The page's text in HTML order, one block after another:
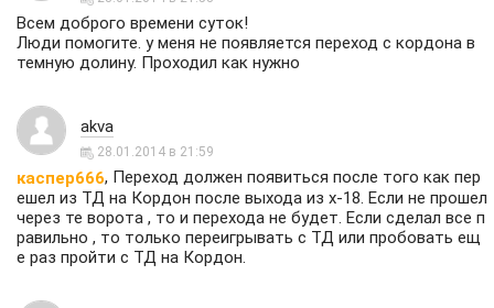
Всем доброго времени суток!
Люди помогите. у меня не появляется переход с кордона в
темную долину. Проходил как нужно
akva
28.01.2014 в 21:59
каспер666, Переход должен появиться после того как пер
ешел из ТД на Кордон после выхода из х-18. Если не прошел
через те ворота , то и перехода не будет. Если сделал все п
равильно , то только переигрывать с ТД или пробовать ещ
е раз пройти с ТД на Кордон.